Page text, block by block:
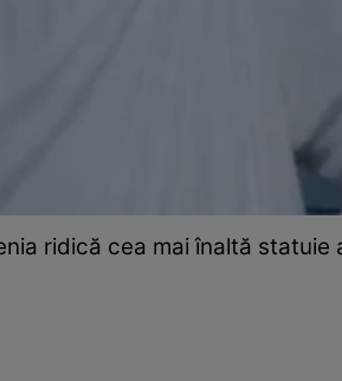
ridică cea mai înaltă statuie